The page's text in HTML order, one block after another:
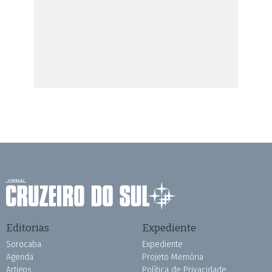
Editorias
Sorocaba
Agenda
Artigos
Expediente
Expediente
Projeto Memória
Política de Privacidade